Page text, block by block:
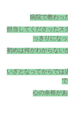
病院で教わっ
担当してくださったス
っきりにな
初めは何がわからない
いざとなってからでは
心の余裕が